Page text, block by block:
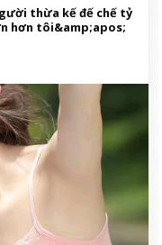
thừa kế đế chế tỷ
hơn tôi&amp;apos;